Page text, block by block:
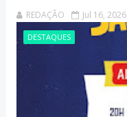
REDAÇÃO Jul 16, 2026
DESTAQUES